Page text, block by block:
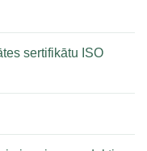
sertifikātu ISO